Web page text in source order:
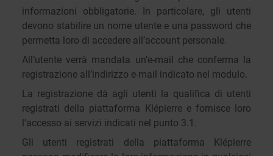
informazioni obbligatorie. In particolare, gli utenti
devono stabilire un nome utente e una password che
permetta loro di accedere all’account personale.
All’utente verrà mandata un’e-mail che conferma la
registrazione all’indirizzo e-mail indicato nel modulo.
La registrazione dà agli utenti la qualifica di utenti
registrati della piattaforma Klépierre e fornisce loro
l’accesso ai servizi indicati nel punto 3.1.
Gli utenti registrati della piattaforma Klépierre